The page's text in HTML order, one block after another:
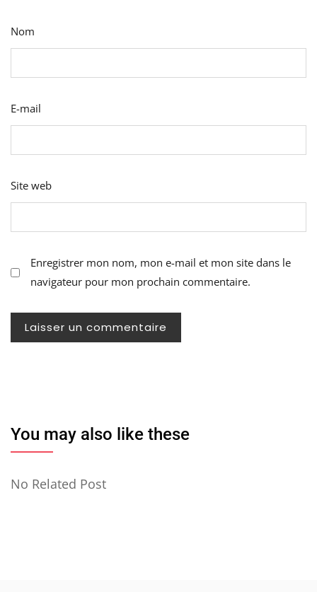
Nom
E-mail
Site web
Enregistrer mon nom, mon e-mail et mon site dans le
navigateur pour mon prochain commentaire.
You may also like these
No Related Post